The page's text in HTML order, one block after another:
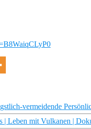
vermeidende
| Leben mit Vulkanen |